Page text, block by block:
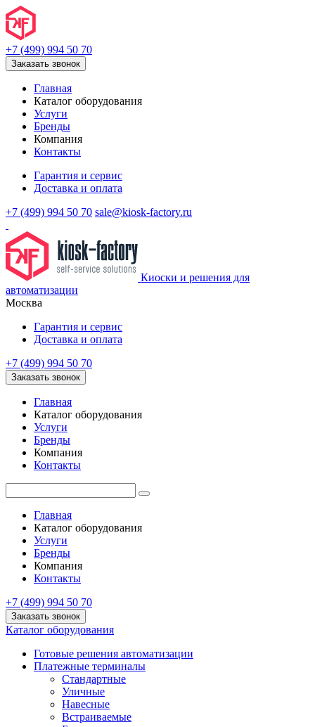
+7 (499) 994 50 70
Заказать звонок
Главная
Каталог оборудования
Услуги
Бренды
Компания
Контакты
Гарантия и сервис
Доставка и оплата
+7 (499) 994 50 70 sale@kiosk-factory.ru
Киоски и решения для
автоматизации
Москва
Гарантия и сервис
Доставка и оплата
+7 (499) 994 50 70
Заказать звонок
Главная
Каталог оборудования
Услуги
Бренды
Компания
Контакты
Главная
Каталог оборудования
Услуги
Бренды
Компания
Контакты
+7 (499) 994 50 70
Заказать звонок
Каталог оборудования
Готовые решения автоматизации
Платежные терминалы
Стандартные
Уличные
Навесные
Встраиваемые